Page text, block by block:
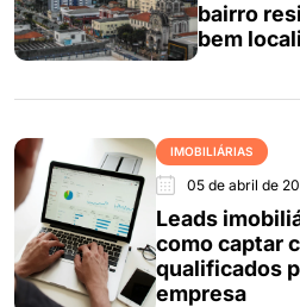
bairro
bem
IMOBILIÁRIAS
05 de abril de
Leads
como captar
qualificados
empresa